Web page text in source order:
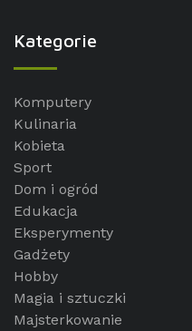
Kategorie
Komputery
Kulinaria
Kobieta
Sport
Dom i ogród
Edukacja
Eksperymenty
Gadżety
Hobby
Magia i sztuczki
Majsterkowanie